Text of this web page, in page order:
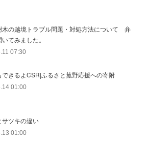
木の越境トラブル問題・対処方法について 弁
てみました。
07:30
できるよCSR|ふるさと菰野応援への寄附
01:00
サツキの違い
01:00